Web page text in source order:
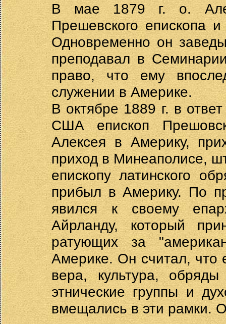
В мае 1879 г. о.
Прешевского епископа
Одновременно он
преподавал в
право, что ему
служении в Америке.
В октябре 1889 г. в
США епископ
Алексея в Америку,
приход в Минеаполисе,
епископу латинского
прибыл в Америку. По
явился к своему
Айрланду, который
ратующих за
Америке. Он считал, что
вера, культура,
этнические группы и
вмещались в эти рамки.